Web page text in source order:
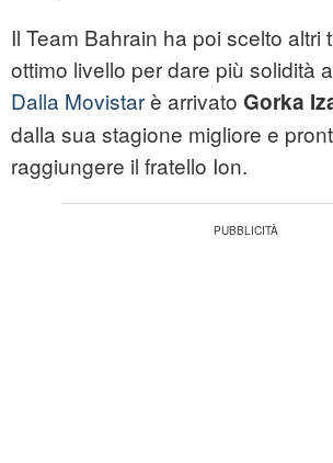
Il Team Bahrain ha poi scelto altri
ottimo livello per dare più solidità
Dalla Movistarè arrivato Gorka
dalla sua stagione migliore e
raggiungere il fratello Ion.